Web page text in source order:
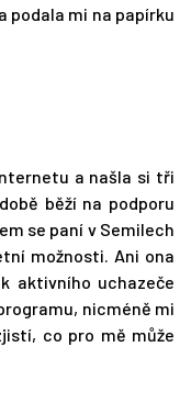
podala mi na papírku
a našla si tři
běží na podporu
se paní v Semilech
možnosti. Ani ona
aktivního uchazeče
nicméně mi
co pro mě může